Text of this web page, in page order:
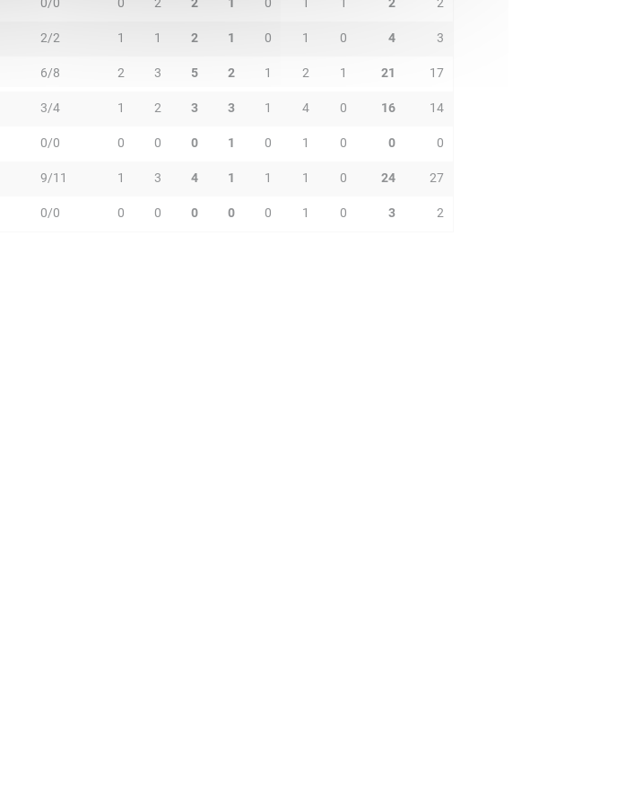
2/2 1 1 2 1 0 1 0 4 3
6/8 2 3 5 2 1 2 1 21 17
3/4 1 2 3 3 1 4 0 16 14
0/0 0 0 0 1 0 1 0 0 0
9/11 1 3 4 1 1 1 0 24 27
0/0 0 0 0 0 0 1 0 3 2